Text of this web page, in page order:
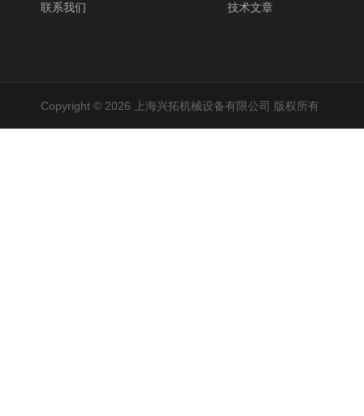
联系我们 技术文章
Copyright © 2026 上海兴拓机械设备有限公司 版权所有